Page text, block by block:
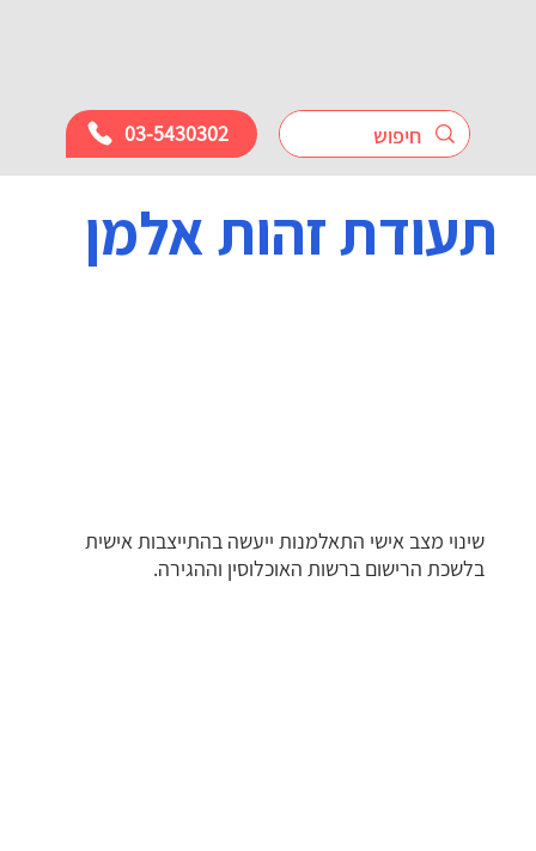
03-5430302
תעודת זהות אלמן
שינוי מצב אישי התאלמנות ייעשה בהתייצבות אישית
בלשכת הרישום ברשות האוכלוסין וההגירה.